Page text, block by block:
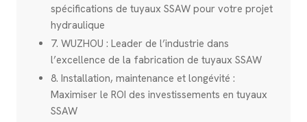
spécifications de tuyaux SSAW pour votre projet
hydraulique
7. WUZHOU : Leader de l’industrie dans
l’excellence de la fabrication de tuyaux SSAW
8. Installation, maintenance et longévité :
Maximiser le ROI des investissements en tuyaux
SSAW